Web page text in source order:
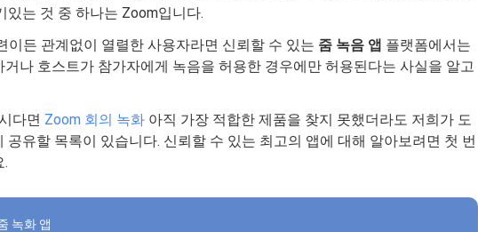
있는 것 중 하나는 Zoom입니다.
이든 관계없이 열렬한 사용자라면 신뢰할 수 있는 줌 녹음 앱 플랫폼에서는
나 호스트가 참가자에게 녹음을 허용한 경우에만 허용된다는 사실을 알고
다면 Zoom 회의 녹화 아직 가장 적합한 제품을 찾지 못했더라도 저희가 도
공유할 목록이 있습니다. 신뢰할 수 있는 최고의 앱에 대해 알아보려면 첫 번
.
녹화 앱